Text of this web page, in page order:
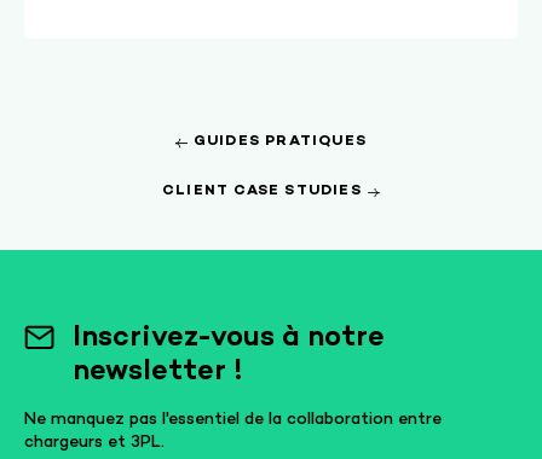
GUIDES PRATIQUES
CLIENT CASE STUDIES
Inscrivez-vous à notre
newsletter !
Ne manquez pas l'essentiel de la collaboration entre
chargeurs et 3PL.